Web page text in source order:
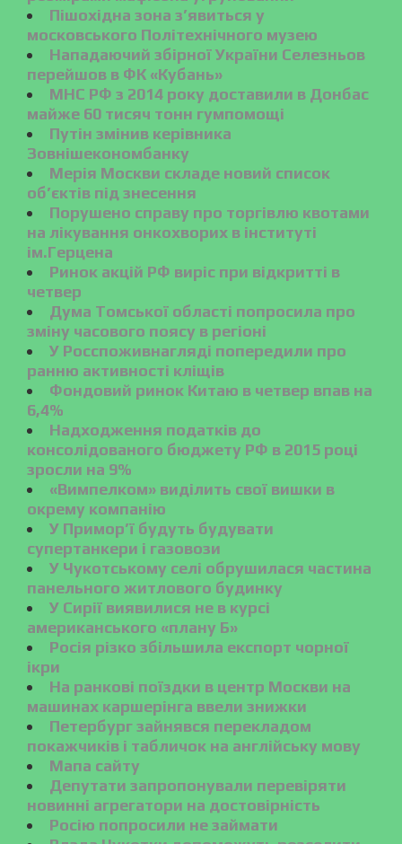
Пішохідна зона з’явиться у
московського Політехнічного музею
Нападаючий збірної України Селезньов
перейшов в ФК «Кубань»
МНС РФ з 2014 року доставили в Донбас
майже 60 тисяч тонн гумпомощі
Путін змінив керівника
Зовнішекономбанку
Мерія Москви складе новий список
об’єктів під знесення
Порушено справу про торгівлю квотами
на лікування онкохворих в інституті
ім.Герцена
Ринок акцій РФ виріс при відкритті в
четвер
Дума Томської області попросила про
зміну часового поясу в регіоні
У Росспоживнагляді попередили про
ранню активності кліщів
Фондовий ринок Китаю в четвер впав на
6,4%
Надходження податків до
консолідованого бюджету РФ в 2015 році
зросли на 9%
«Вимпелком» виділить свої вишки в
окрему компанію
У Примор’ї будуть будувати
супертанкери і газовози
У Чукотському селі обрушилася частина
панельного житлового будинку
У Сирії виявилися не в курсі
американського «плану Б»
Росія різко збільшила експорт чорної
ікри
На ранкові поїздки в центр Москви на
машинах каршерінга ввели знижки
Петербург зайнявся перекладом
покажчиків і табличок на англійську мову
Мапа сайту
Депутати запропонували перевіряти
новинні агрегатори на достовірність
Росію попросили не займати